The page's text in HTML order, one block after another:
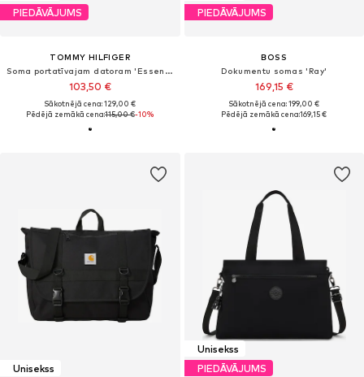
PIEDĀVĀJUMS
TOMMY HILFIGER
Soma portatīvajam datoram 'Essential'
103,50 €
Sākotnējā cena: 129,00 €
Pēdējā zemākā cena:115,00 €-10%
PIEDĀVĀJUMS
BOSS
Dokumentu somas 'Ray'
169,15 €
Sākotnējā cena: 199,00 €
Pēdējā zemākā cena:169,15 €
Unisekss
Unisekss
PIEDĀVĀJUMS